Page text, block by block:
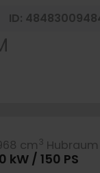
ID:
cm 3 Hubraum
kW / 150 PS